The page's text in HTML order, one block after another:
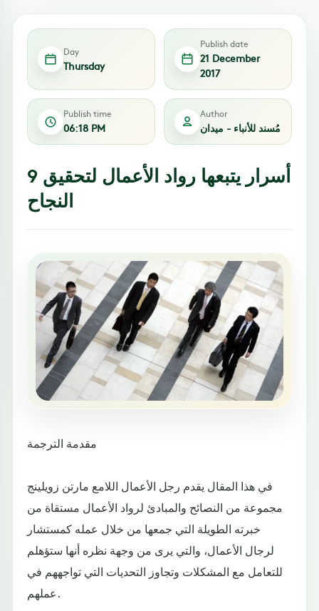
Day
Thursday
Publish date
21 December
2017
Publish time
06:18 PM
Author
مُسند للأنباء - ميدان
9 أسرار يتبعها رواد الأعمال لتحقيق
النجاح
مقدمة الترجمة
في هذا المقال يقدم رجل الأعمال اللامع مارتن زويلينج
مجموعة من النصائح والمبادئ لرواد الأعمال مستقاة من
خبرته الطويلة التي جمعها من خلال عمله كمستشار
لرجال الأعمال، والتي يرى من وجهة نظره أنها ستؤهلم
للتعامل مع المشكلات وتجاوز التحديات التي تواجههم في
عملهم.